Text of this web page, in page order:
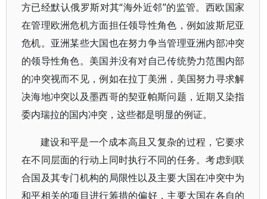
方已经默认俄罗斯对其“海外近邻”的监管。西欧国家
在管理欧洲危机方面担任领导性角色，例如波斯尼亚
危机。亚洲某些大国也在努力争当管理亚洲内部冲突
的领导性角色。美国并没有对自己传统势力范围内部
的冲突视而不见，例如在拉丁美洲，美国努力寻求解
决海地冲突以及墨西哥的契亚帕斯问题，近期又染指
委内瑞拉的国内冲突，这些都是明显的例证。
建设和平是一个成本高且又复杂的过程，它要求
在不同层面的行动上同时执行不同的任务。考虑到联
合国及其专门机构的局限性以及主要大国在冲突中为
和平相关的项目进行筹措的偏好，主要大国在各自的